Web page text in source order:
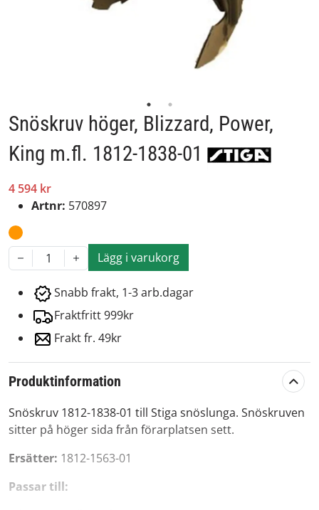
Snöskruv höger, Blizzard, Power,
King m.fl. 1812-1838-01
4 594 kr
Artnr: 570897
1 Lägg i varukorg
Snabb frakt, 1-3 arb.dagar
Fraktfritt 999kr
Frakt fr. 49kr
Produktinformation
Snöskruv 1812-1838-01 till Stiga snöslunga. Snöskruven
sitter på höger sida från förarplatsen sett.
Ersätter: 1812-1563-01
Passar till: